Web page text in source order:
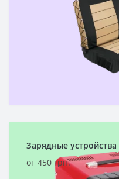
Зарядные устройства
от 450 грн.